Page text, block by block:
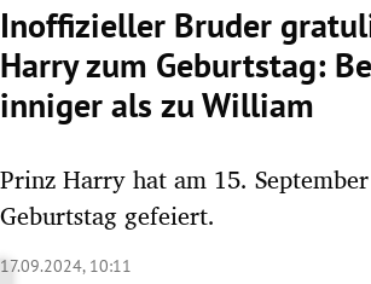
Untermenü
Inoffizieller Bruder
Harry zum Geburtstag:
inniger als zu William
Prinz Harry hat am 15.
Geburtstag gefeiert.
17.09.2024, 10:11